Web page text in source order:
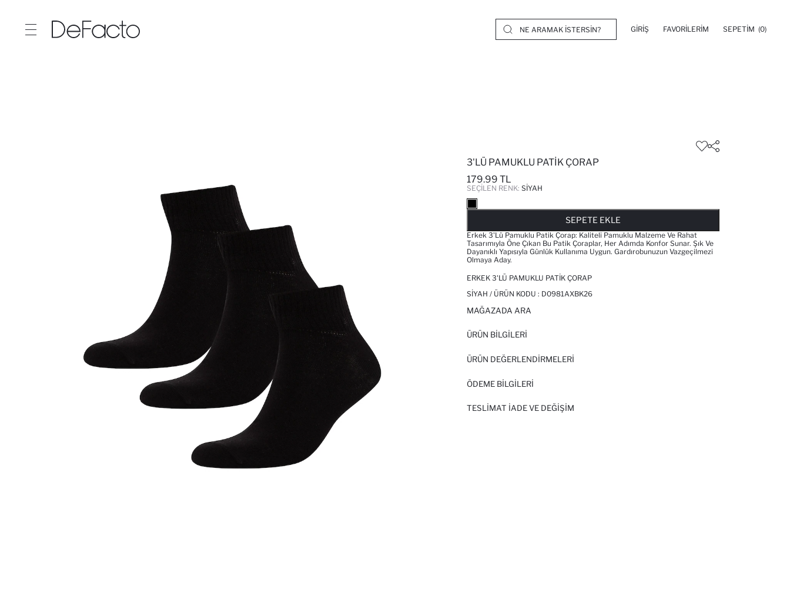
GIRIŞ FAVORILERIM SEPETIM (0)
3'LÜ PAMUKLU PATIK ÇORAP
179.99 TL
SEÇILEN RENK: SIYAH
SEPETE EKLE
Erkek 3'lü Pamuklu Patik Çorap: Kaliteli Pamuklu Malzeme Ve Rahat
Tasarımıyla Öne Çıkan Bu Patik Çoraplar, Her Adımda Konfor Sunar. Şık Ve
Dayanıklı Yapısıyla Günlük Kullanıma Uygun. Gardırobunuzun Vazgeçilmezi
Olmaya Aday.
ERKEK 3'LÜ PAMUKLU PATIK ÇORAP
SIYAH / ÜRÜN KODU : D0981AXBK26
MAĞAZADA ARA
ÜRÜN BILGILERI
ÜRÜN DEĞERLENDİRMELERİ
ÖDEME BİLGİLERİ
TESLIMAT İADE VE DEĞIŞIM